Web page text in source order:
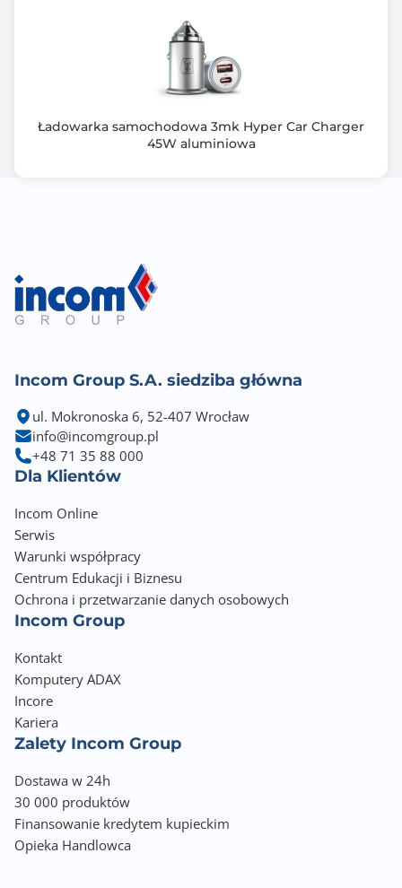
Ładowarka samochodowa 3mk Hyper Car Charger
45W aluminiowa
Incom Group S.A. siedziba główna
ul. Mokronoska 6, 52-407 Wrocław
info@incomgroup.pl
+48 71 35 88 000
Dla Klientów
Incom Online
Serwis
Warunki współpracy
Centrum Edukacji i Biznesu
Ochrona i przetwarzanie danych osobowych
Incom Group
Kontakt
Komputery ADAX
Incore
Kariera
Zalety Incom Group
Dostawa w 24h
30 000 produktów
Finansowanie kredytem kupieckim
Opieka Handlowca